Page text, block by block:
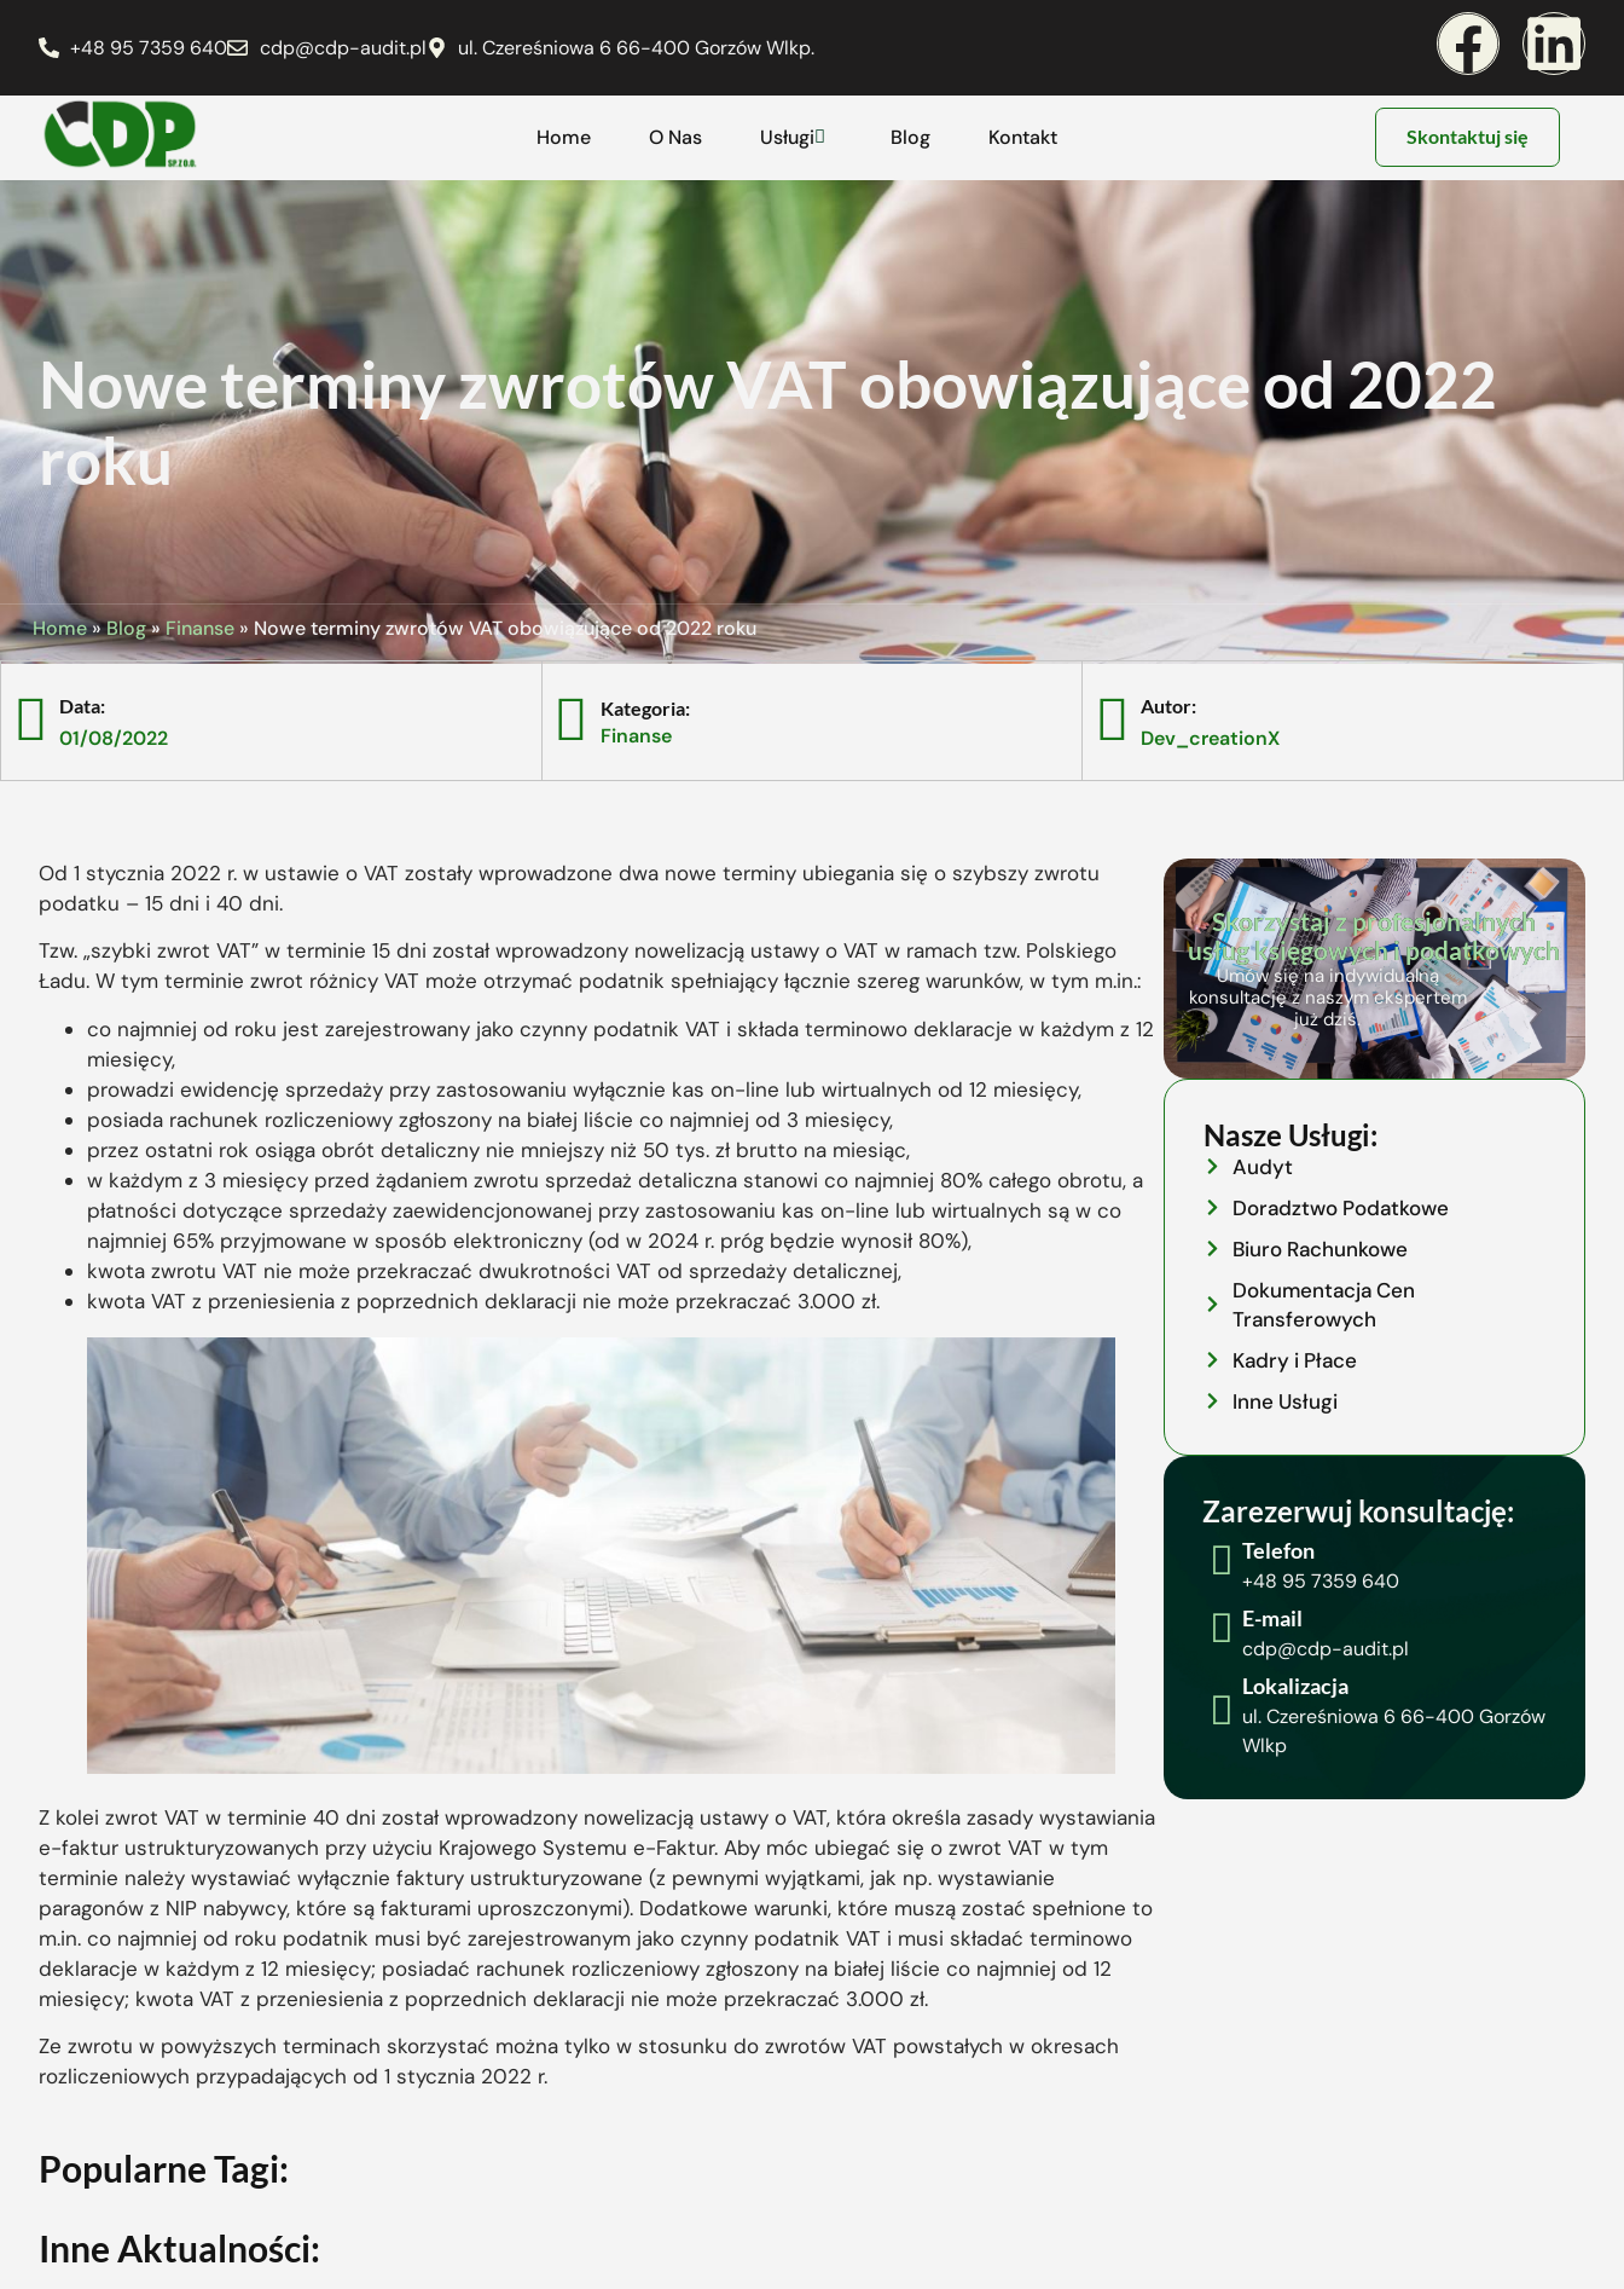
+48 95 7359 640 cdp@cdp-audit.pl ul. Czereśniowa 6 66-400 Gorzów Wlkp.
Home O Nas Usługi Blog Kontakt Skontaktuj się
Nowe terminy zwrotów VAT obowiązujące od 2022
roku
Home»Blog»Finanse» Nowe terminy zwrotów VAT obowiązujące od 2022 roku
Data:
01/08/2022
Kategoria:
Finanse
Autor:
Dev_creationX
Od 1 stycznia 2022 r. w ustawie o VAT zostały wprowadzone dwa nowe terminy ubiegania się o szybszy zwrotu
podatku – 15 dni i 40 dni.
Tzw. „szybki zwrot VAT” w terminie 15 dni został wprowadzony nowelizacją ustawy o VAT w ramach tzw. Polskiego
Ładu. W tym terminie zwrot różnicy VAT może otrzymać podatnik spełniający łącznie szereg warunków, w tym m.in.:
co najmniej od roku jest zarejestrowany jako czynny podatnik VAT i składa terminowo deklaracje w każdym z 12
miesięcy,
prowadzi ewidencję sprzedaży przy zastosowaniu wyłącznie kas on-line lub wirtualnych od 12 miesięcy,
posiada rachunek rozliczeniowy zgłoszony na białej liście co najmniej od 3 miesięcy,
przez ostatni rok osiąga obrót detaliczny nie mniejszy niż 50 tys. zł brutto na miesiąc,
w każdym z 3 miesięcy przed żądaniem zwrotu sprzedaż detaliczna stanowi co najmniej 80% całego obrotu, a
płatności dotyczące sprzedaży zaewidencjonowanej przy zastosowaniu kas on-line lub wirtualnych są w co
najmniej 65% przyjmowane w sposób elektroniczny (od w 2024 r. próg będzie wynosił 80%),
kwota zwrotu VAT nie może przekraczać dwukrotności VAT od sprzedaży detalicznej,
kwota VAT z przeniesienia z poprzednich deklaracji nie może przekraczać 3.000 zł.
Z kolei zwrot VAT w terminie 40 dni został wprowadzony nowelizacją ustawy o VAT, która określa zasady wystawiania
e-faktur ustrukturyzowanych przy użyciu Krajowego Systemu e-Faktur. Aby móc ubiegać się o zwrot VAT w tym
terminie należy wystawiać wyłącznie faktury ustrukturyzowane (z pewnymi wyjątkami, jak np. wystawianie
paragonów z NIP nabywcy, które są fakturami uproszczonymi). Dodatkowe warunki, które muszą zostać spełnione to
m.in. co najmniej od roku podatnik musi być zarejestrowanym jako czynny podatnik VAT i musi składać terminowo
deklaracje w każdym z 12 miesięcy; posiadać rachunek rozliczeniowy zgłoszony na białej liście co najmniej od 12
miesięcy; kwota VAT z przeniesienia z poprzednich deklaracji nie może przekraczać 3.000 zł.
Ze zwrotu w powyższych terminach skorzystać można tylko w stosunku do zwrotów VAT powstałych w okresach
rozliczeniowych przypadających od 1 stycznia 2022 r.
Popularne Tagi:
Inne Aktualności:
Skorzystaj z profesjonalnych
usług księgowych i podatkowych
Umów się na indywidualną
konsultację z naszym ekspertem
już dziś.
Nasze Usługi:
Audyt
Doradztwo Podatkowe
Biuro Rachunkowe
Dokumentacja Cen
Transferowych
Kadry i Płace
Inne Usługi
Zarezerwuj konsultację:
Telefon
+48 95 7359 640
E-mail
cdp@cdp-audit.pl
Lokalizacja
ul. Czereśniowa 6 66-400 Gorzów
Wlkp